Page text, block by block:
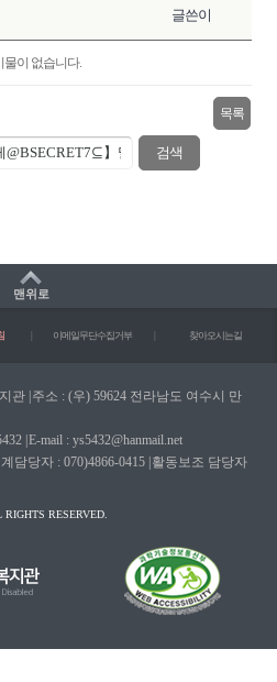
글쓴이
물이 없습니다.
목록
검색
맨위로
이메일무단수집거부 찾아오시는길
관 주소 : (우) 59624 전라남도 여수시 만
E-mail : ys5432@hanmail.net
담당자 : 070)4866-0415 활동보조 담당자
RESERVED.